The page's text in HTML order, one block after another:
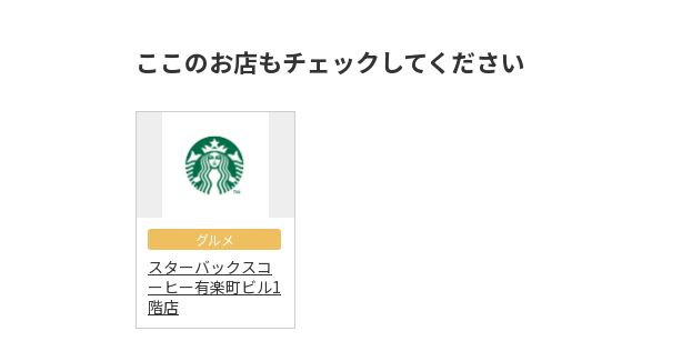
ここのお店もチェックしてください
グルメ
スターバックスコ
ーヒー有楽町ビル1
階店